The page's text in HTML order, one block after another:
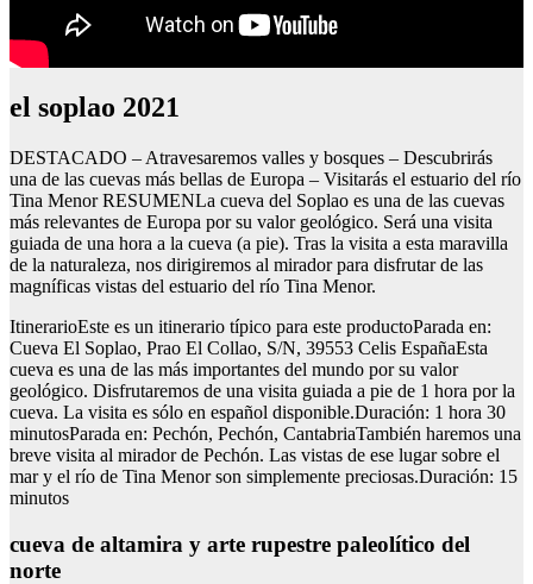
el soplao 2021
DESTACADO – Atravesaremos valles y bosques – Descubrirás
una de las cuevas más bellas de Europa – Visitarás el estuario del río
Tina Menor RESUMENLa cueva del Soplao es una de las cuevas
más relevantes de Europa por su valor geológico. Será una visita
guiada de una hora a la cueva (a pie). Tras la visita a esta maravilla
de la naturaleza, nos dirigiremos al mirador para disfrutar de las
magníficas vistas del estuario del río Tina Menor.
ItinerarioEste es un itinerario típico para este productoParada en:
Cueva El Soplao, Prao El Collao, S/N, 39553 Celis EspañaEsta
cueva es una de las más importantes del mundo por su valor
geológico. Disfrutaremos de una visita guiada a pie de 1 hora por la
cueva. La visita es sólo en español disponible.Duración: 1 hora 30
minutosParada en: Pechón, Pechón, CantabriaTambién haremos una
breve visita al mirador de Pechón. Las vistas de ese lugar sobre el
mar y el río de Tina Menor son simplemente preciosas.Duración: 15
minutos
cueva de altamira y arte rupestre paleolítico del
norte